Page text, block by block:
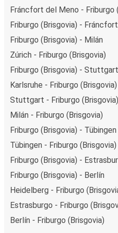
Fráncfort del Meno - Friburgo
Friburgo (Brisgovia) -
Friburgo (Brisgovia) - Milán
Zúrich - Friburgo (Brisgovia)
Friburgo (Brisgovia) - Stuttgart
Karlsruhe - Friburgo (Brisgovia)
Stuttgart - Friburgo (Brisgovia)
Milán - Friburgo (Brisgovia)
Friburgo (Brisgovia) - Tübingen
Tübingen - Friburgo (Brisgovia)
Friburgo (Brisgovia) -
Friburgo (Brisgovia) - Berlín
Heidelberg - Friburgo
Estrasburgo - Friburgo
Berlín - Friburgo (Brisgovia)